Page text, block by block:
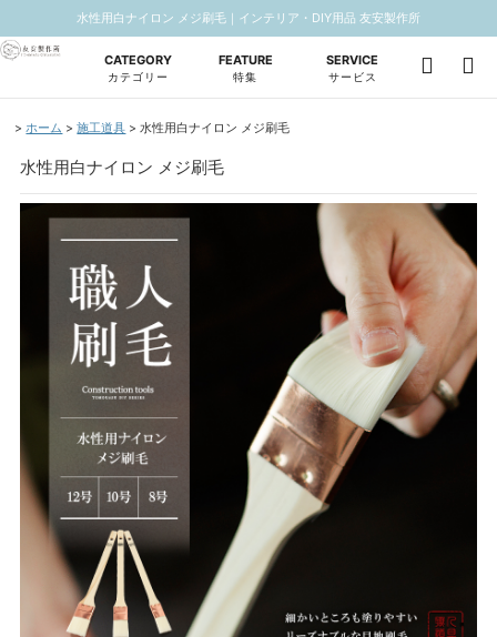
水性用白ナイロン メジ刷毛｜インテリア・DIY用品 友安製作所
CATEGORY
カテゴリー
FEATURE
特集
SERVICE
サービス
ホーム 施工道具 水性用白ナイロン メジ刷毛
水性用白ナイロン メジ刷毛